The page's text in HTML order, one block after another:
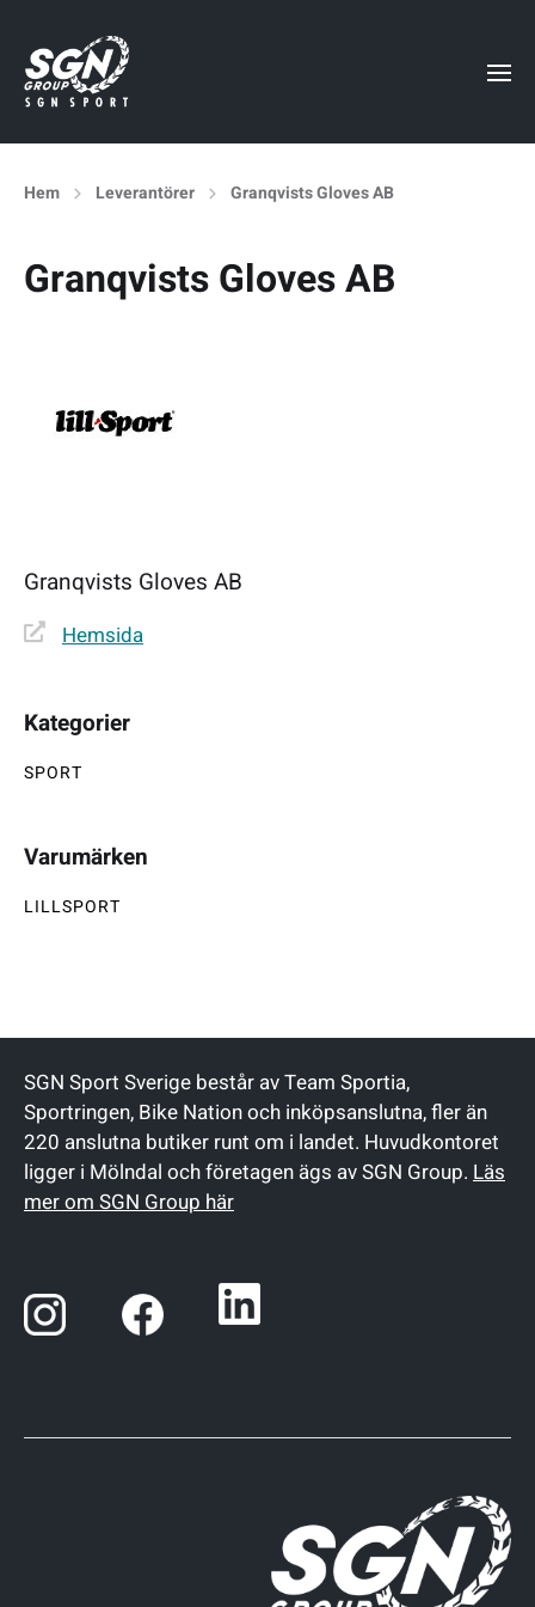
Hem Leverantörer Granqvists Gloves AB
Granqvists Gloves AB
Granqvists Gloves AB
Hemsida
Kategorier
SPORT
Varumärken
LILLSPORT
SGN Sport Sverige består av Team Sportia,
Sportringen, Bike Nation och inköpsanslutna, fler än
220 anslutna butiker runt om i landet. Huvudkontoret
ligger i Mölndal och företagen ägs av SGN Group. Läs
mer om SGN Group här